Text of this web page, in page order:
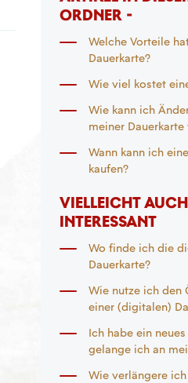
ORDNER -
Welche Vorteile
Dauerkarte?
Wie viel kostet
Wie kann ich
meiner Dauerkarte
Wann kann ich
kaufen?
VIELLEICHT AUCH
INTERESSANT
Wo finde ich die
Dauerkarte?
Wie nutze ich den
einer (digitalen)
Ich habe ein
gelange ich an
Wie verlängere